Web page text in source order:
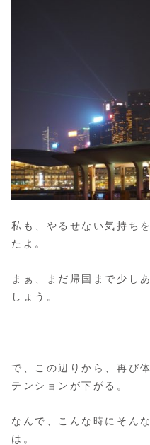
私も、やるせない気持ち
たよ。
まぁ、まだ帰国まで少し
しょう。
で、この辺りから、再び
テンションが下がる。
なんで、こんな時にそん
は。